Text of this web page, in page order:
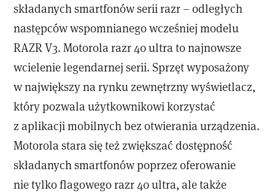
składanych smartfonów serii razr – odległych
następców wspomnianego wcześniej modelu
RAZR V3. Motorola razr 40 ultra to najnowsze
wcielenie legendarnej serii. Sprzęt wyposażony
w największy na rynku zewnętrzny wyświetlacz,
który pozwala użytkownikowi korzystać
z aplikacji mobilnych bez otwierania urządzenia.
Motorola stara się też zwiększać dostępność
składanych smartfonów poprzez oferowanie
nie tylko flagowego razr 40 ultra, ale także